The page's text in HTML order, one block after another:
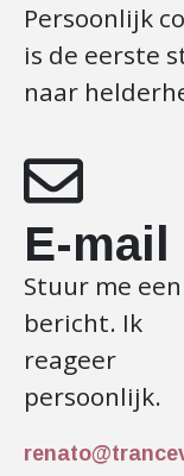
Persoonlijk
is de eerste
naar
E-mail
Stuur me een
bericht. Ik
reageer
persoonlijk.